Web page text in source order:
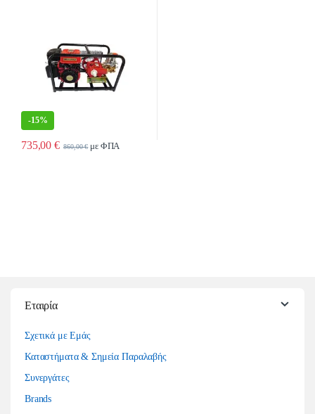
-15%
735,00€ 860,00€με ΦΠΑ
Εταιρία
Σχετικά με Εμάς
Καταστήματα & Σημεία Παραλαβής
Συνεργάτες
Brands